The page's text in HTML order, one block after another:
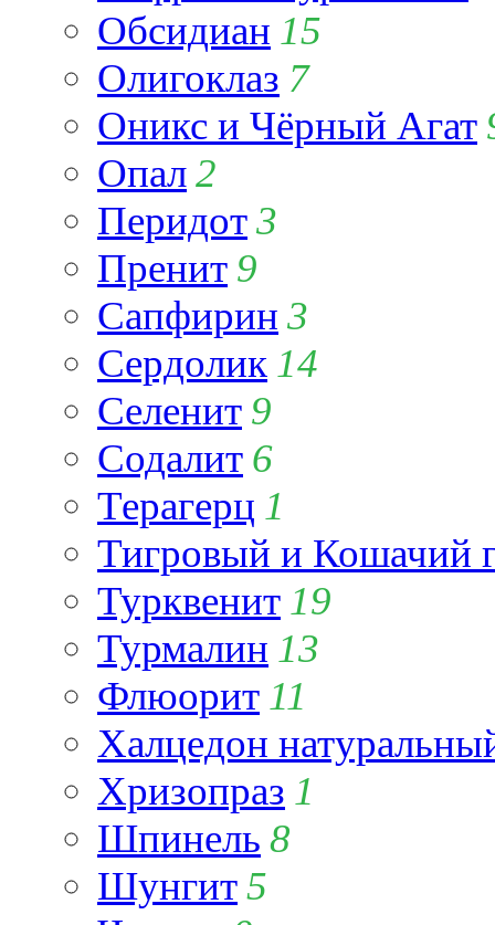
Обсидиан 15
Олигоклаз 7
Оникс и Чёрный Агат
Опал2
Перидот3
Пренит 9
Сапфирин 3
Сердолик 14
Селенит 9
Содалит 6
Терагерц 1
Тигровый и Кошачий
Турквенит 19
Турмалин 13
Флюорит 11
Халцедон
Хризопраз 1
Шпинель 8
Шунгит5